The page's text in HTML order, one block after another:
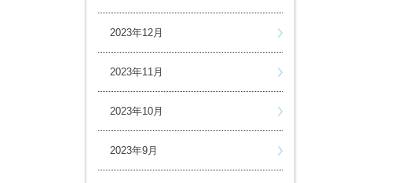
2023年12月
2023年11月
2023年10月
2023年9月